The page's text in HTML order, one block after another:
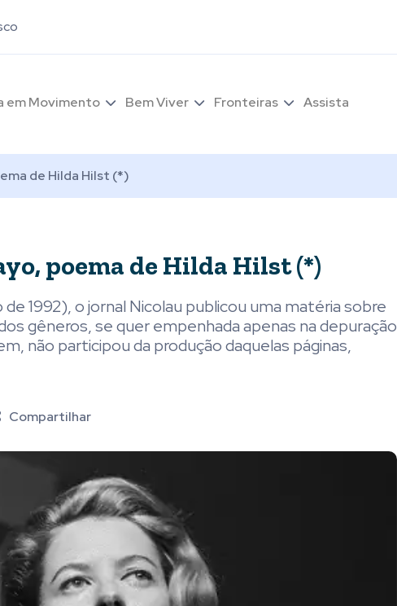
em Movimento Bem Viver Fronteiras Assista
de Hilda Hilst (*)
poema de Hilda Hilst (*)
1992), o jornal Nicolau publicou uma matéria sobre
gêneros, se quer empenhada apenas na depuração
não participou da produção daquelas páginas,
Compartilhar